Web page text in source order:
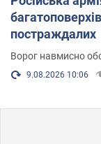
постраждалих
Ворог навмисно
9.08.2026 10:06